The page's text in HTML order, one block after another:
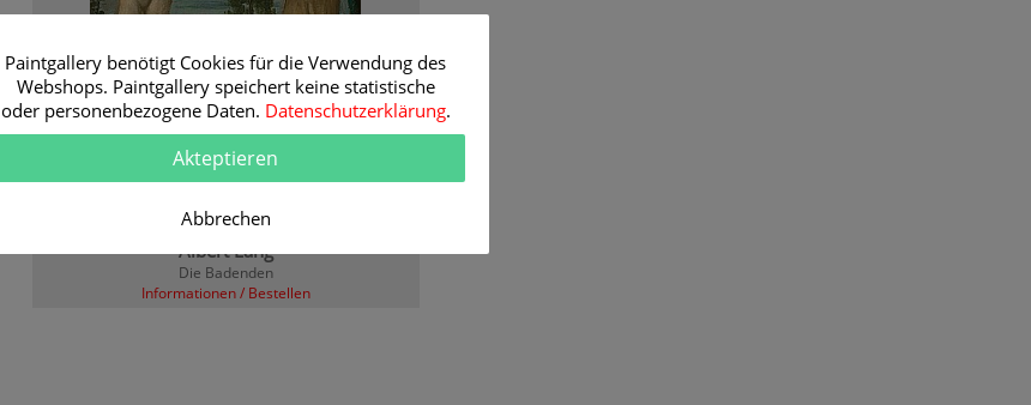
Albert Lang
Die Badenden
Informationen / Bestellen
Paintgallery benötigt Cookies für die Verwendung des
Webshops. Paintgallery speichert keine statistische
oder personenbezogene Daten. Datenschutzerklärung.
Akteptieren
Abbrechen